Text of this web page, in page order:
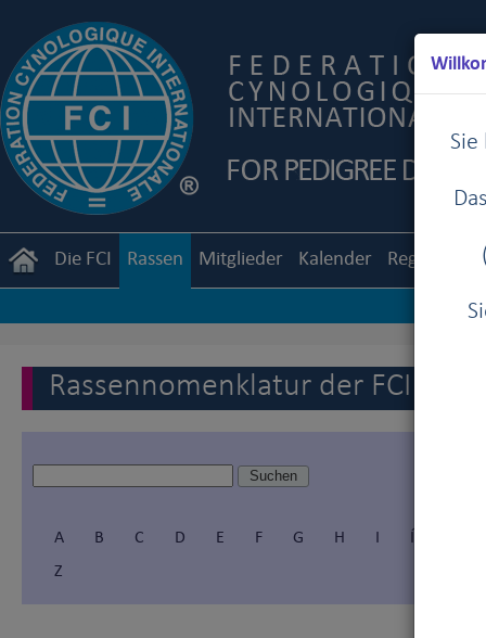
Sie
Die FCI Rassen Mitglieder Kalender Reglemente
Rassennomenklatur der FCI
A B C D E F G H I Í
Z